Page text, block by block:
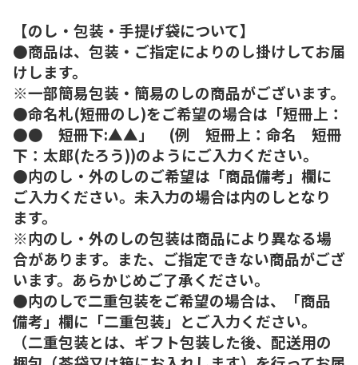
【のし・包装・手提げ袋について】
●商品は、包装・ご指定によりのし掛けしてお届
けします。
※一部簡易包装・簡易のしの商品がございます。
●命名札(短冊のし)をご希望の場合は「短冊上：
●● 短冊下:▲▲」 (例 短冊上：命名 短冊
下：太郎(たろう))のようにご入力ください。
●内のし・外のしのご希望は「商品備考」欄に
ご入力ください。未入力の場合は内のしとなり
ます。
※内のし・外のしの包装は商品により異なる場
合があります。また、ご指定できない商品がござ
います。あらかじめご了承ください。
●内のしで二重包装をご希望の場合は、「商品
備考」欄に「二重包装」とご入力ください。
（二重包装とは、ギフト包装した後、配送用の